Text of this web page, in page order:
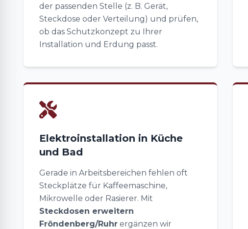
der passenden Stelle (z. B. Gerät,
Steckdose oder Verteilung) und prüfen,
ob das Schutzkonzept zu Ihrer
Installation und Erdung passt.
Elektroinstallation in Küche
und Bad
Gerade in Arbeitsbereichen fehlen oft
Steckplätze für Kaffeemaschine,
Mikrowelle oder Rasierer. Mit
Steckdosen erweitern
Fröndenberg/Ruhr ergänzen wir